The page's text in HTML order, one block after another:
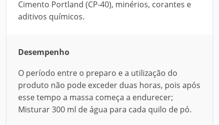
Cimento Portland (CP-40), minérios, corantes e
aditivos químicos.
Desempenho
O período entre o preparo e a utilização do
produto não pode exceder duas horas, pois após
esse tempo a massa começa a endurecer;
Misturar 300 ml de água para cada quilo de pó.